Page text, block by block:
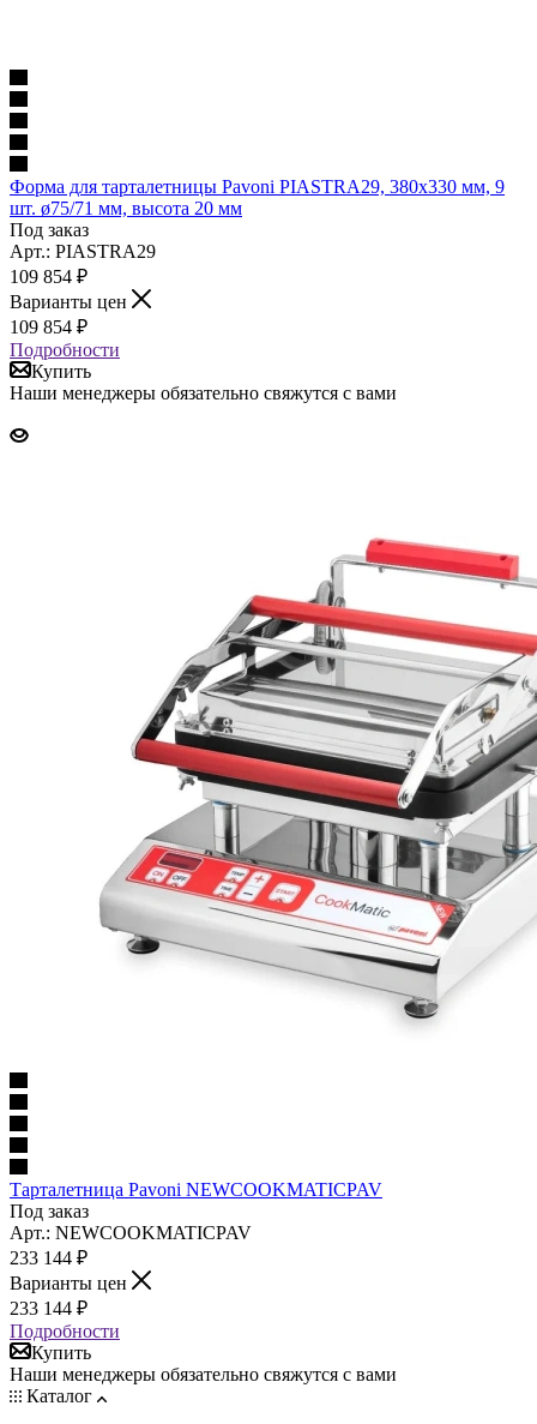
Форма для тарталетницы Pavoni PIASTRA29, 380x330 мм, 9
шт. ø75/71 мм, высота 20 мм
Под заказ
Арт.: PIASTRA29
109 854 ₽
Варианты цен
109 854 ₽
Подробности
Купить
Наши менеджеры обязательно свяжутся с вами
Тарталетница Pavoni NEWCOOKMATICPAV
Под заказ
Арт.: NEWCOOKMATICPAV
233 144 ₽
Варианты цен
233 144 ₽
Подробности
Купить
Наши менеджеры обязательно свяжутся с вами
Каталог